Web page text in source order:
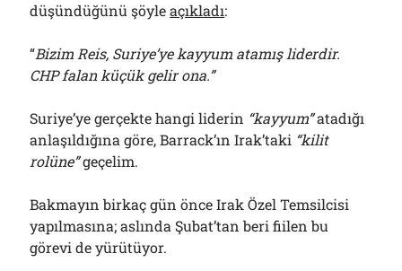
düşündüğünü şöyleaçıkladı:
“Bizim Reis, Suriye’ye kayyum atamış liderdir.
CHP falan küçük gelir ona.”
Suriye’ye gerçekte hangi liderin “kayyum”atadığı
anlaşıldığına göre, Barrack’ın Irak’taki “kilit
rolüne”geçelim.
Bakmayın birkaç gün önce Irak Özel Temsilcisi
yapılmasına; aslında Şubat’tan beri fiilen bu
görevi de yürütüyor.